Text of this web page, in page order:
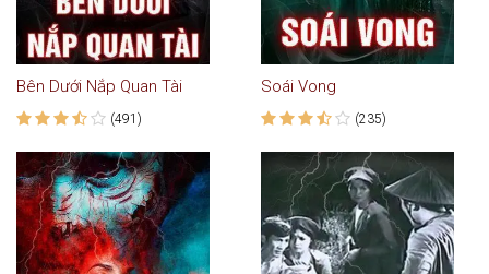
Bên Dưới Nắp Quan Tài
(491)
Soái Vong
(235)